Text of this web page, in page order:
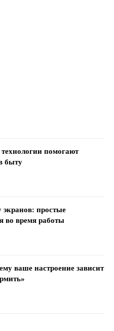
помогают
быту
экранов: простые
во время работы
ваше настроение зависит